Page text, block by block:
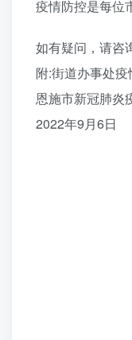
疫情防控是每位
如有疑问，请咨
附:街道办事处
恩施市新冠肺炎
2022年9月6日